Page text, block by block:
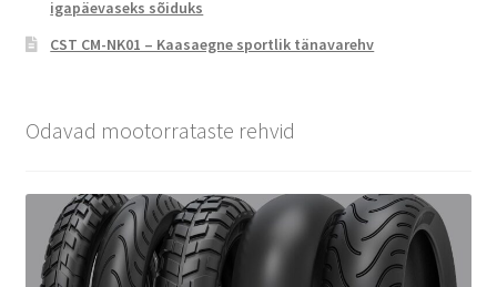
igapäevaseks sõiduks
CST CM-NK01 – Kaasaegne sportlik tänavarehv
Odavad mootorrataste rehvid